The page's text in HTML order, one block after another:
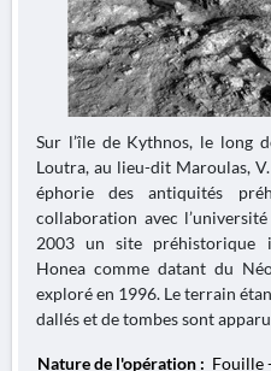
Sur l’île de Kythnos, le long
Loutra, au lieu-dit Maroulas,
éphorie des antiquités
collaboration avec
2003 un site préhistorique
Honea comme datant du
exploré en 1996. Le terrain
dallés et de tombes sont
Nature de l'opération : Fouille